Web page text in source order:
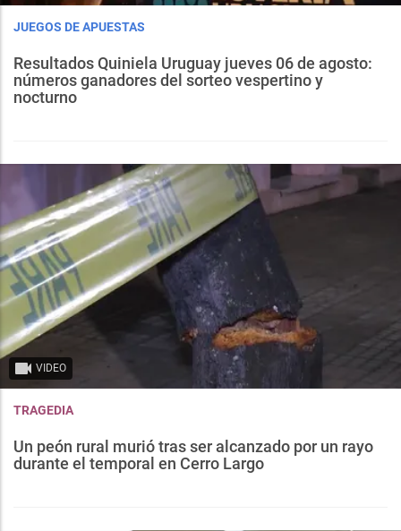
JUEGOS DE APUESTAS
Resultados Quiniela Uruguay jueves 06 de agosto:
números ganadores del sorteo vespertino y
nocturno
VIDEO
TRAGEDIA
Un peón rural murió tras ser alcanzado por un rayo
durante el temporal en Cerro Largo